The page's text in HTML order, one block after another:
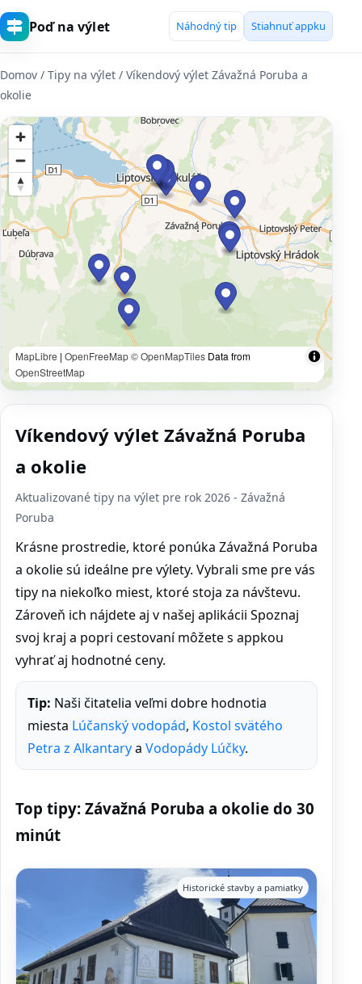
Poď na výlet Náhodný tip Stiahnuť appku
Domov / Tipy na výlet / Víkendový výlet Závažná Poruba a
okolie
MapLibre | OpenFreeMap© OpenMapTiles Data from
OpenStreetMap
Víkendový výlet Závažná Poruba
a okolie
Aktualizované tipy na výlet pre rok 2026 - Závažná
Poruba
Krásne prostredie, ktoré ponúka Závažná Poruba
a okolie sú ideálne pre výlety. Vybrali sme pre vás
tipy na niekoľko miest, ktoré stoja za návštevu.
Zároveň ich nájdete aj v našej aplikácii Spoznaj
svoj kraj a popri cestovaní môžete s appkou
vyhrať aj hodnotné ceny.
Tip: Naši čitatelia veľmi dobre hodnotia
miesta Lúčanský vodopád, Kostol svätého
Petra z Alkantarya Vodopády Lúčky.
Top tipy: Závažná Poruba a okolie do 30
minút
Historické stavby a pamiatky